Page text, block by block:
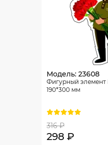
Модель: 23608
Фигурный
190*300 мм
316 ₽
298 ₽